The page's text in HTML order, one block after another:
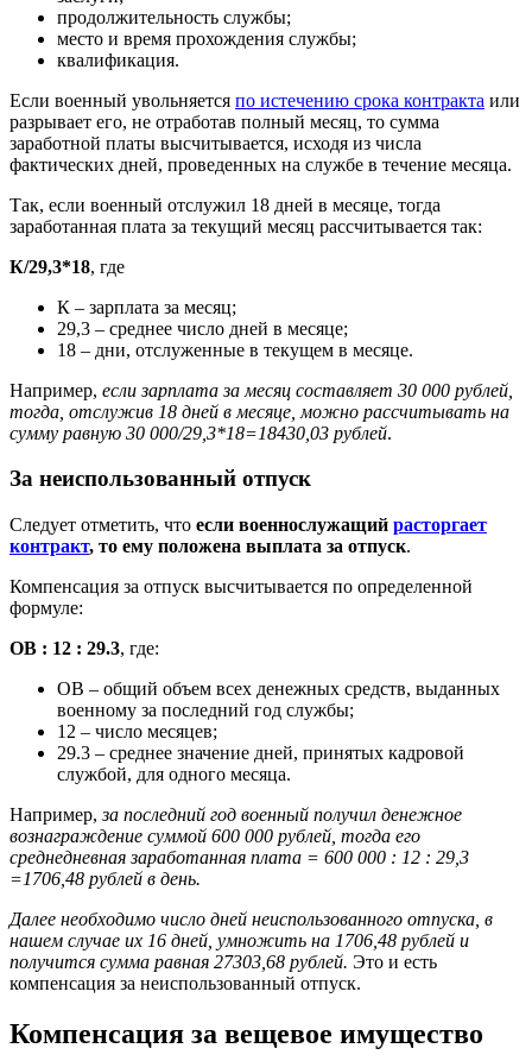
продолжительность службы;
место и время прохождения службы;
квалификация.
Если военный увольняется по истечению срока контракта или
разрывает его, не отработав полный месяц, то сумма
заработной платы высчитывается, исходя из числа
фактических дней, проведенных на службе в течение месяца.
Так, если военный отслужил 18 дней в месяце, тогда
заработанная плата за текущий месяц рассчитывается так:
К/29,3*18, где
К – зарплата за месяц;
29,3 – среднее число дней в месяце;
18 – дни, отслуженные в текущем в месяце.
Например, если зарплата за месяц составляет 30 000 рублей,
тогда, отслужив 18 дней в месяце, можно рассчитывать на
сумму равную 30 000/29,3*18=18430,03 рублей.
За неиспользованный отпуск
Следует отметить, что если военнослужащий расторгает
контракт, то ему положена выплата за отпуск.
Компенсация за отпуск высчитывается по определенной
формуле:
ОВ : 12 : 29.3, где:
ОВ – общий объем всех денежных средств, выданных
военному за последний год службы;
12 – число месяцев;
29.3 – среднее значение дней, принятых кадровой
службой, для одного месяца.
Например,за последний год военный получил денежное
вознаграждение суммой 600 000 рублей, тогда его
среднедневная заработанная плата = 600 000 : 12 : 29,3
=1706,48 рублей в день.
Далее необходимо число дней неиспользованного отпуска, в
нашем случае их 16 дней, умножить на 1706,48 рублей и
получится сумма равная 27303,68 рублей. Это и есть
компенсация за неиспользованный отпуск.
Компенсация за вещевое имущество